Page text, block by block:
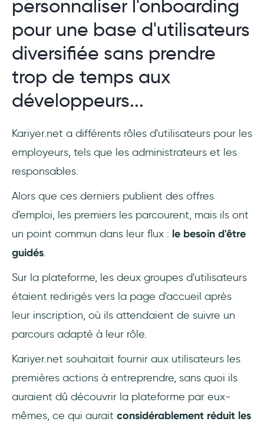
personnaliser l'onboarding
pour une base d'utilisateurs
diversifiée sans prendre
trop de temps aux
développeurs...
Kariyer.net a différents rôles d'utilisateurs pour les
employeurs, tels que les administrateurs et les
responsables.
Alors que ces derniers publient des offres
d'emploi, les premiers les parcourent, mais ils ont
un point commun dans leur flux : le besoin d'être
guidés.
Sur la plateforme, les deux groupes d'utilisateurs
étaient redirigés vers la page d'accueil après
leur inscription, où ils attendaient de suivre un
parcours adapté à leur rôle.
Kariyer.net souhaitait fournir aux utilisateurs les
premières actions à entreprendre, sans quoi ils
auraient dû découvrir la plateforme par eux-
mêmes, ce qui aurait considérablement réduit les